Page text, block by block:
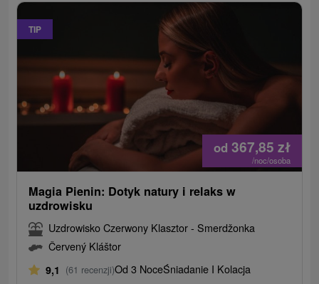
TIP
od 367,85 zł
/noc/osoba
Magia Pienin: Dotyk natury i relaks w
uzdrowisku
Uzdrowisko Czerwony Klasztor - Smerdžonka
Červený Kláštor
9,1 (61 recenzji)Od 3 NoceŚniadanie I Kolacja